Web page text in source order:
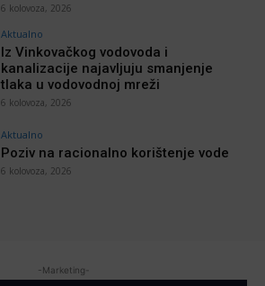
6 kolovoza, 2026
Aktualno
Iz Vinkovačkog vodovoda i
kanalizacije najavljuju smanjenje
tlaka u vodovodnoj mreži
6 kolovoza, 2026
Aktualno
Poziv na racionalno korištenje vode
6 kolovoza, 2026
-Marketing-